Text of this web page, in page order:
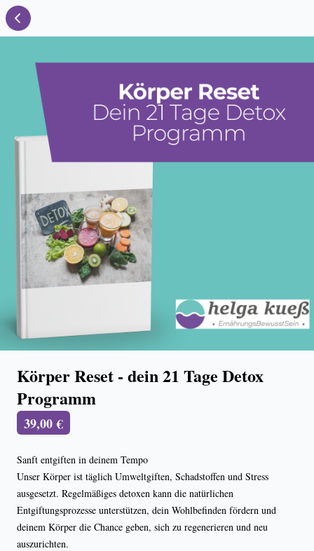
Körper Reset - dein 21 Tage Detox
Programm
39,00 €
Sanft entgiften in deinem Tempo
Unser Körper ist täglich Umweltgiften, Schadstoffen und Stress
ausgesetzt. Regelmäßiges detoxen kann die natürlichen
Entgiftungsprozesse unterstützen, dein Wohlbefinden fördern und
deinem Körper die Chance geben, sich zu regenerieren und neu
auszurichten.